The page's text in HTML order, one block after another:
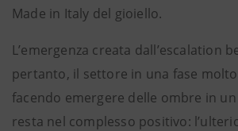
Made in Italy del gioiello.
L’emergenza creata dall’escalation
pertanto, il settore in una fase
facendo emergere delle ombre in
resta nel complesso positivo: